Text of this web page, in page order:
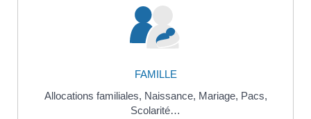
FAMILLE
Allocations familiales, Naissance, Mariage, Pacs,
Scolarité…